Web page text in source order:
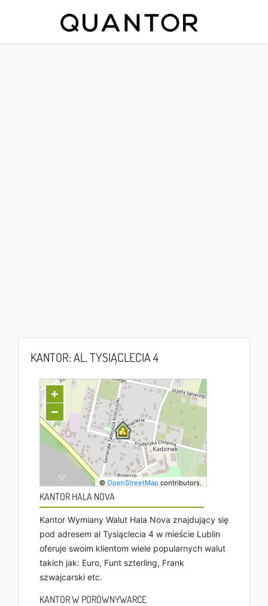
KANTOR: AL. TYSIĄCLECIA 4
+
−
©OpenStreetMap contributors.
KANTOR HALA NOVA
Kantor Wymiany Walut Hala Nova znajdujący się
pod adresem al Tysiąclecia 4 w mieście Lublin
oferuje swoim klientom wiele popularnych walut
takich jak: Euro, Funt szterling, Frank
szwajcarski etc.
KANTOR W PORÓWNYWARCE